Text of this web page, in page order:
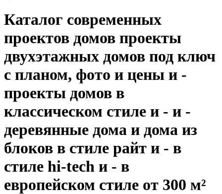
Каталог современных
проектов домов проекты
двухэтажных домов под ключ
с планом, фото и цены и -
проекты домов в
классическом стиле и - и -
деревянные дома и дома из
блоков в стиле райт и - в
стиле hi-tech и - в
европейском стиле от 300 м²